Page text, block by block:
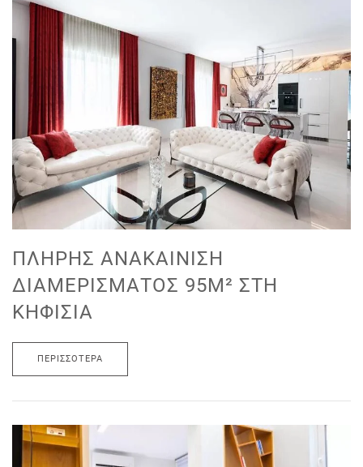
ΠΛΉΡΗΣ ΑΝΑΚΑΊΝΙΣΗ
ΔΙΑΜΕΡΊΣΜΑΤΟΣ 95M² ΣΤΗ
ΚΗΦΙΣΙΆ
ΠΕΡΙΣΣΌΤΕΡΑ